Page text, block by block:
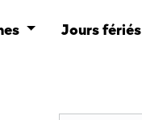
Jours fériés